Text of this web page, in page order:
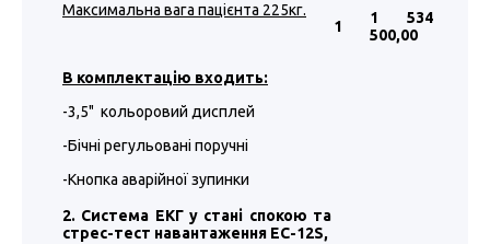
Максимальна вага пацієнта 225кг.
В комплектацію входить:
-3,5" кольоровий дисплей
-Бічні регульовані поручні
-Кнопка аварійної зупинки
1
1 534
500,00
2. Система ЕКГ у стані спокою та
стрес-тест навантаження EC-12S,